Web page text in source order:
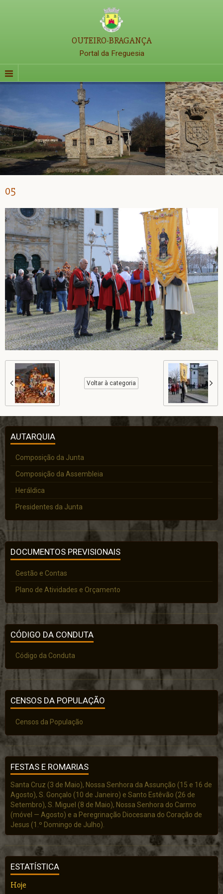
OUTEIRO-BRAGANÇA
Portal da Freguesia
05
Voltar à categoria
AUTARQUIA
Composição da Junta
Composição da Assembleia
Heráldica
Presidentes da Junta
DOCUMENTOS PREVISIONAIS
Gestão e Contas
Plano de Atividades e Orçamento
CÓDIGO DA CONDUTA
Código da Conduta
CENSOS DA POPULAÇÃO
Censos da População
FESTAS E ROMARIAS
Santa Cruz (3 de Maio), Nossa Senhora da Assunção (15 e 16 de
Agosto), S. Gonçalo (10 de Janeiro) e Santo Estêvão (26 de
Setembro), S. Miguel (8 de Maio), Nossa Senhora do Carmo
(móvel — Agosto) e a Peregrinação Diocesana do Coração de
Jesus (1.º Domingo de Julho).
ESTATÍSTICA
Hoje